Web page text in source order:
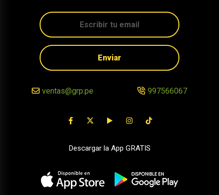
Enviar
ventas@grp.pe 997566067
Descargar la App GRATIS